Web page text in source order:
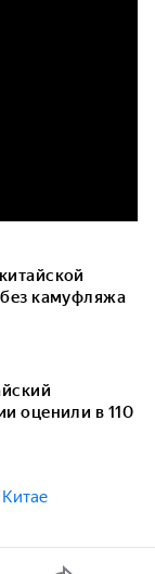
камуфляжа
оценили в 110